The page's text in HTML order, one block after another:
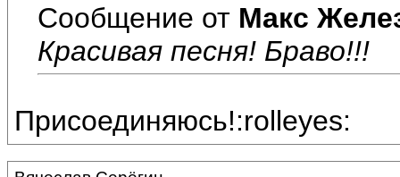
Сообщение от Макс
Красивая песня! Браво!!!
Присоединяюсь!:rolleyes: